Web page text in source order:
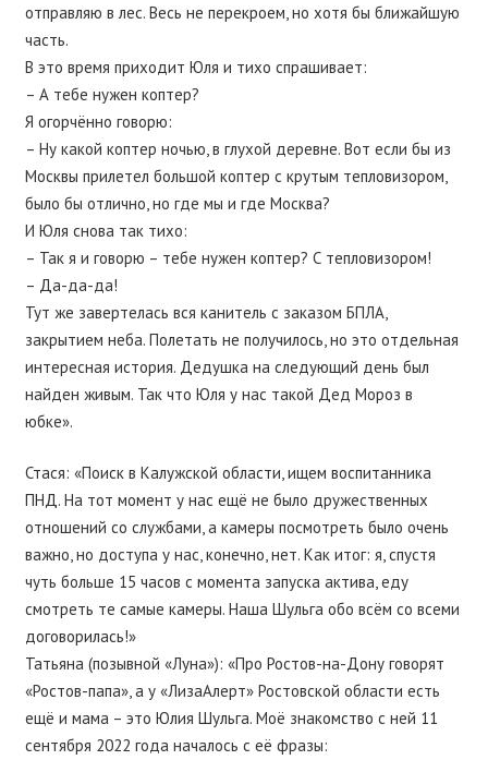
отправляю в лес. Весь не перекроем, но хотя бы ближайшую
часть.
В это время приходит Юля и тихо спрашивает:
– А тебе нужен коптер?
Я огорчённо говорю:
– Ну какой коптер ночью, в глухой деревне. Вот если бы из
Москвы прилетел большой коптер с крутым тепловизором,
было бы отлично, но где мы и где Москва?
И Юля снова так тихо:
– Так я и говорю – тебе нужен коптер? С тепловизором!
– Да-да-да!
Тут же завертелась вся канитель с заказом БПЛА,
закрытием неба. Полетать не получилось, но это отдельная
интересная история. Дедушка на следующий день был
найден живым. Так что Юля у нас такой Дед Мороз в
юбке».
Стася: «Поиск в Калужской области, ищем воспитанника
ПНД. На тот момент у нас ещё не было дружественных
отношений со службами, а камеры посмотреть было очень
важно, но доступа у нас, конечно, нет. Как итог: я, спустя
чуть больше 15 часов с момента запуска актива, еду
смотреть те самые камеры. Наша Шульга обо всём со всеми
договорилась!»
Татьяна (позывной «Луна»): «Про Ростов-на-Дону говорят
«Ростов-папа», а у «ЛизаАлерт» Ростовской области есть
ещё и мама – это Юлия Шульга. Моё знакомство с ней 11
сентября 2022 года началось с её фразы: